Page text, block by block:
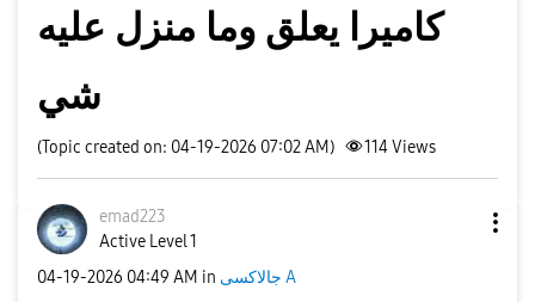
كاميرا يعلق وما منزل عليه
شي
(Topic created on: 04-19-2026 07:02 AM) 114Views
emad223
Active Level 1
‎04-19-2026 04:49 AM in جالاكسى A